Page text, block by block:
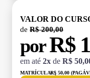
VALOR DO
de R$ 200,00
porR$
em até 2x de R$
MATRÍCULA:R$ 50,00